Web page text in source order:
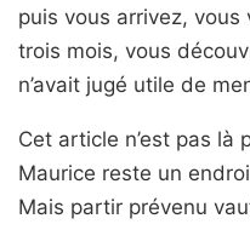
puis vous arrivez,
trois mois, vous
n’avait jugé utile de
Cet article n’est pas là
Maurice reste un
Mais partir prévenu